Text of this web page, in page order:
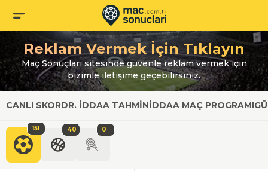
Reklam Vermek İçin Tıklayın
Maç Sonuçları sitesinde güvenle reklam vermek için
bizimle iletişime geçebilirsiniz.
CANLI SKORDR. İDDAA TAHMINİDDAA MAÇ PROGRAMI
151 40 0